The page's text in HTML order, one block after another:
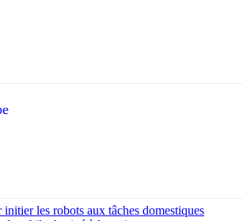
les robots aux tâches domestiques